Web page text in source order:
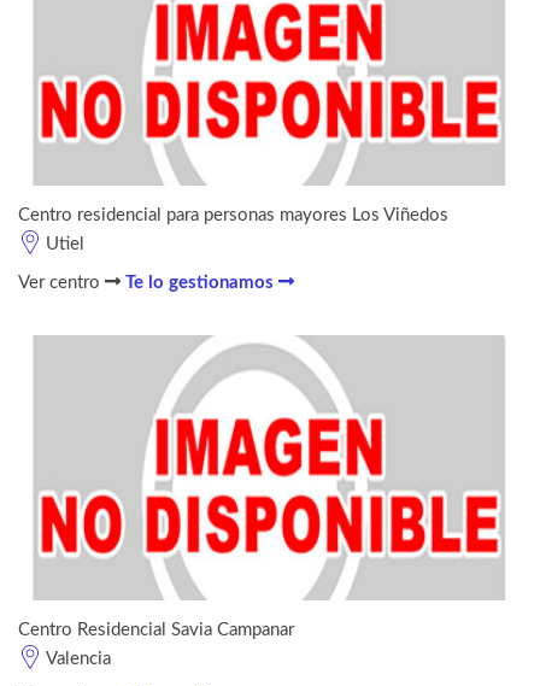
Centro residencial para personas mayores Los Viñedos
Utiel
Ver centro Te lo gestionamos
Centro Residencial Savia Campanar
Valencia